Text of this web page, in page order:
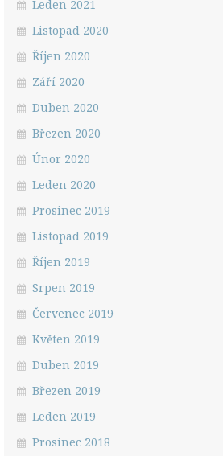
Leden 2021
Listopad 2020
Říjen 2020
Září 2020
Duben 2020
Březen 2020
Únor 2020
Leden 2020
Prosinec 2019
Listopad 2019
Říjen 2019
Srpen 2019
Červenec 2019
Květen 2019
Duben 2019
Březen 2019
Leden 2019
Prosinec 2018